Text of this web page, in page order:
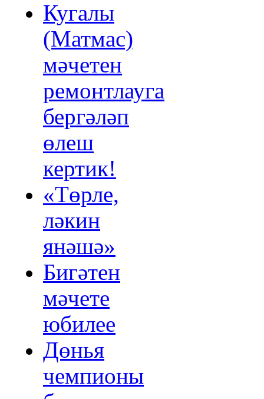
Кугалы
(Матмас)
мәчетен
ремонтлауга
бергәләп
өлеш
кертик!
«Төрле,
ләкин
янәшә»
Бигәтен
мәчете
юбилее
Дөнья
чемпионы